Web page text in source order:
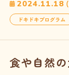
2024.11.18
ドキドキプログラム
食や自然